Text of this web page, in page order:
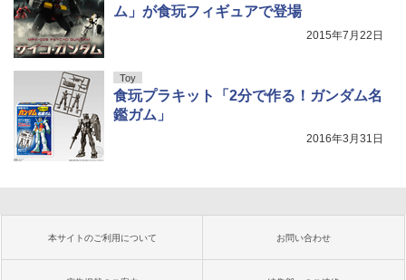
ム」が食玩フィギュアで登場
2015年7月22日
Toy
食玩プラキット「2分で作る！ガンダム名
鑑ガム」
2016年3月31日
本サイトのご利用について お問い合わせ